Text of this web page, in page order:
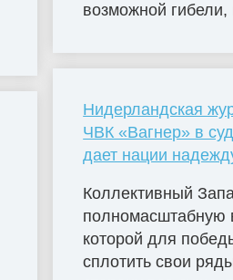
возможной гибели,
Нидерландская
ЧВК «Вагнер» в
дает нации
Коллективный
полномасштабную
которой для
сплотить свои